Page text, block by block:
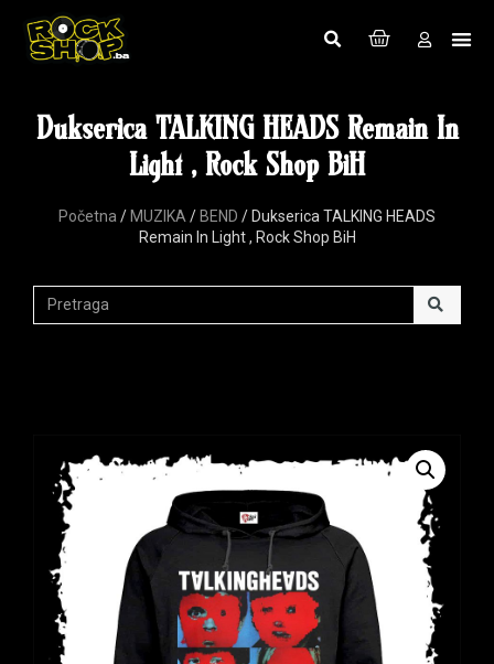
Dukserica TALKING HEADS Remain In
Light , Rock Shop BiH
Početna / MUZIKA / BEND / Dukserica TALKING HEADS
Remain In Light , Rock Shop BiH